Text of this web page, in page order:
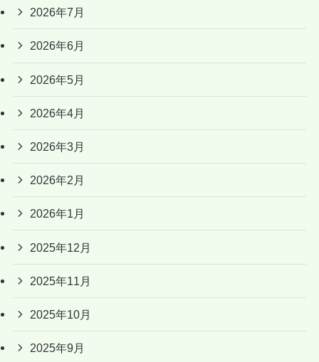
2026年7月
2026年6月
2026年5月
2026年4月
2026年3月
2026年2月
2026年1月
2025年12月
2025年11月
2025年10月
2025年9月